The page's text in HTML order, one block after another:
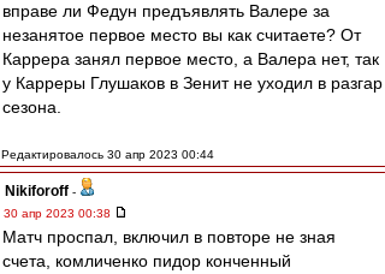
вправе ли Федун предъявлять Валере за
незанятое первое место вы как считаете? От
Каррера занял первое место, а Валера нет, так
у Карреры Глушаков в Зенит не уходил в разгар
сезона.
Редактировалось 30 апр 2023 00:44
Nikiforoff -
30 апр 2023 00:38
Матч проспал, включил в повторе не зная
счета, комличенко пидор конченный